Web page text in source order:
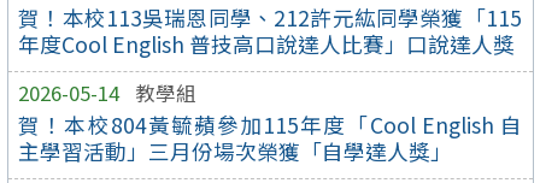
賀！本校113吳瑞恩同學、212許元紘同學榮獲「115
年度Cool English 普技高口說達人比賽」口說達人獎
2026-05-14 教學組
賀！本校804黃毓蘋參加115年度「Cool English 自
主學習活動」三月份場次榮獲「自學達人獎」